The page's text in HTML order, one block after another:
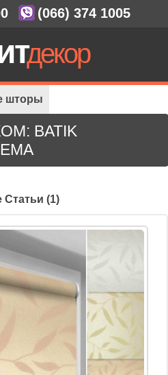
BATIK
Статьи (1)
шторы
Ткань с рисунком: Batik
(066) 374 1005
декор